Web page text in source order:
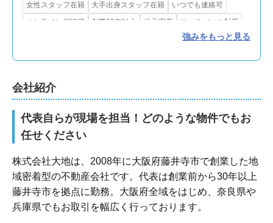
女性スタッフ在籍
大手出身スタッフ在籍
いつでも連絡可
オンライン相談可
創業10年以上 地元密着
リースバック対応
強みをもっと見る
会社紹介
代表自らが現場を担当！どのような物件でもお
任せください
株式会社大地は、2008年に大阪府藤井寺市で創業した地
域密着型の不動産会社です。代表は創業前から30年以上
藤井寺市を拠点に勤務。大阪府全域をはじめ、奈良県や
兵庫県でもお取引を幅広く行っております。